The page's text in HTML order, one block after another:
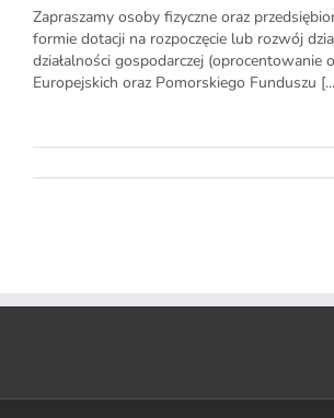
Zapraszamy osoby fizyczne oraz
formie dotacji na rozpoczęcie lub rozwój
działalności gospodarczej
Europejskich oraz Pomorskiego Funduszu